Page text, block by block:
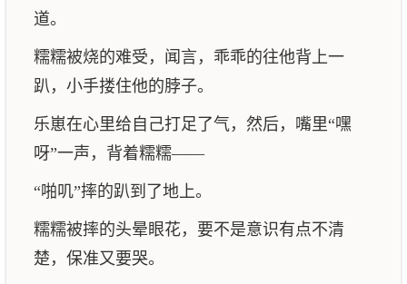
道。
糯糯被烧的难受，闻言，乖乖的往他背上一
趴，小手搂住他的脖子。
乐崽在心里给自己打足了气，然后，嘴里“嘿
呀”一声，背着糯糯——
“啪叽”摔的趴到了地上。
糯糯被摔的头晕眼花，要不是意识有点不清
楚，保准又要哭。